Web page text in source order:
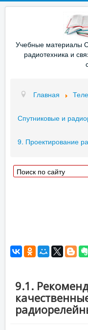
Учебные материалы
радиотехника и
Главная
Спутниковые и
9. Проектирование
9.1.